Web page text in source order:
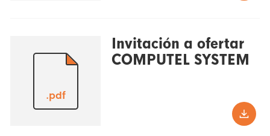
.pdf
Invitación a ofertar
COMPUTEL SYSTEM